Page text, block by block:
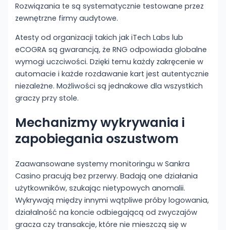
Rozwiązania te są systematycznie testowane przez
zewnętrzne firmy audytowe.
Atesty od organizacji takich jak iTech Labs lub
eCOGRA są gwarancją, że RNG odpowiada globalne
wymogi uczciwości. Dzięki temu każdy zakręcenie w
automacie i każde rozdawanie kart jest autentycznie
niezależne. Możliwości są jednakowe dla wszystkich
graczy przy stole.
Mechanizmy wykrywania i
zapobiegania oszustwom
Zaawansowane systemy monitoringu w Sankra
Casino pracują bez przerwy. Badają one działania
użytkowników, szukając nietypowych anomalii.
Wykrywają między innymi wątpliwe próby logowania,
działalność na koncie odbiegającą od zwyczajów
gracza czy transakcje, które nie mieszczą się w